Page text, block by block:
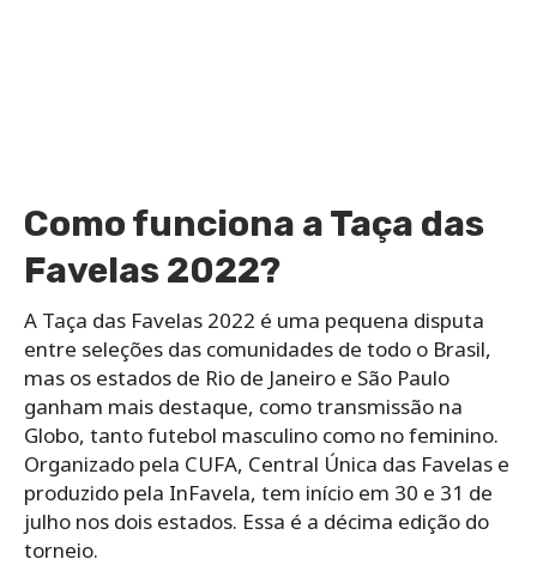
Como funciona a Taça das
Favelas 2022?
A Taça das Favelas 2022 é uma pequena disputa
entre seleções das comunidades de todo o Brasil,
mas os estados de Rio de Janeiro e São Paulo
ganham mais destaque, como transmissão na
Globo, tanto futebol masculino como no feminino.
Organizado pela CUFA, Central Única das Favelas e
produzido pela InFavela, tem início em 30 e 31 de
julho nos dois estados. Essa é a décima edição do
torneio.